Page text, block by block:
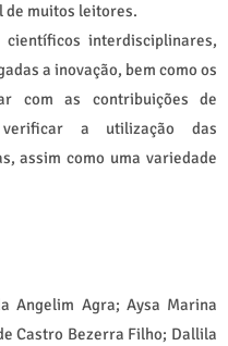
de muitos leitores.
interdisciplinares,
a inovação, bem como os
com as contribuições de
a utilização das
assim como uma variedade
Angelim Agra; Aysa Marina
Castro Bezerra Filho; Dallila